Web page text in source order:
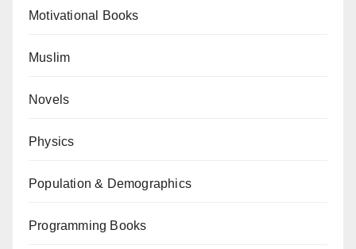
Motivational Books
Muslim
Novels
Physics
Population & Demographics
Programming Books